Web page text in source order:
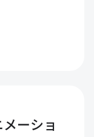
ーショ